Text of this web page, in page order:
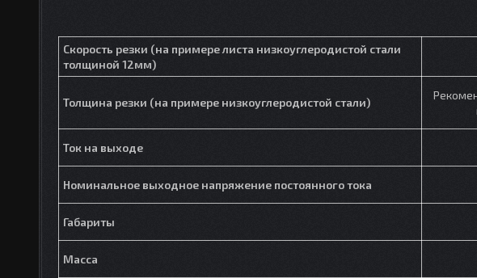
Скорость резки (на примере листа низкоуглеродистой стали
толщиной 12мм)
Толщина резки (на примере низкоуглеродистой стали)
Ток на выходе
Номинальное выходное напряжение постоянного тока
Габариты
Масса